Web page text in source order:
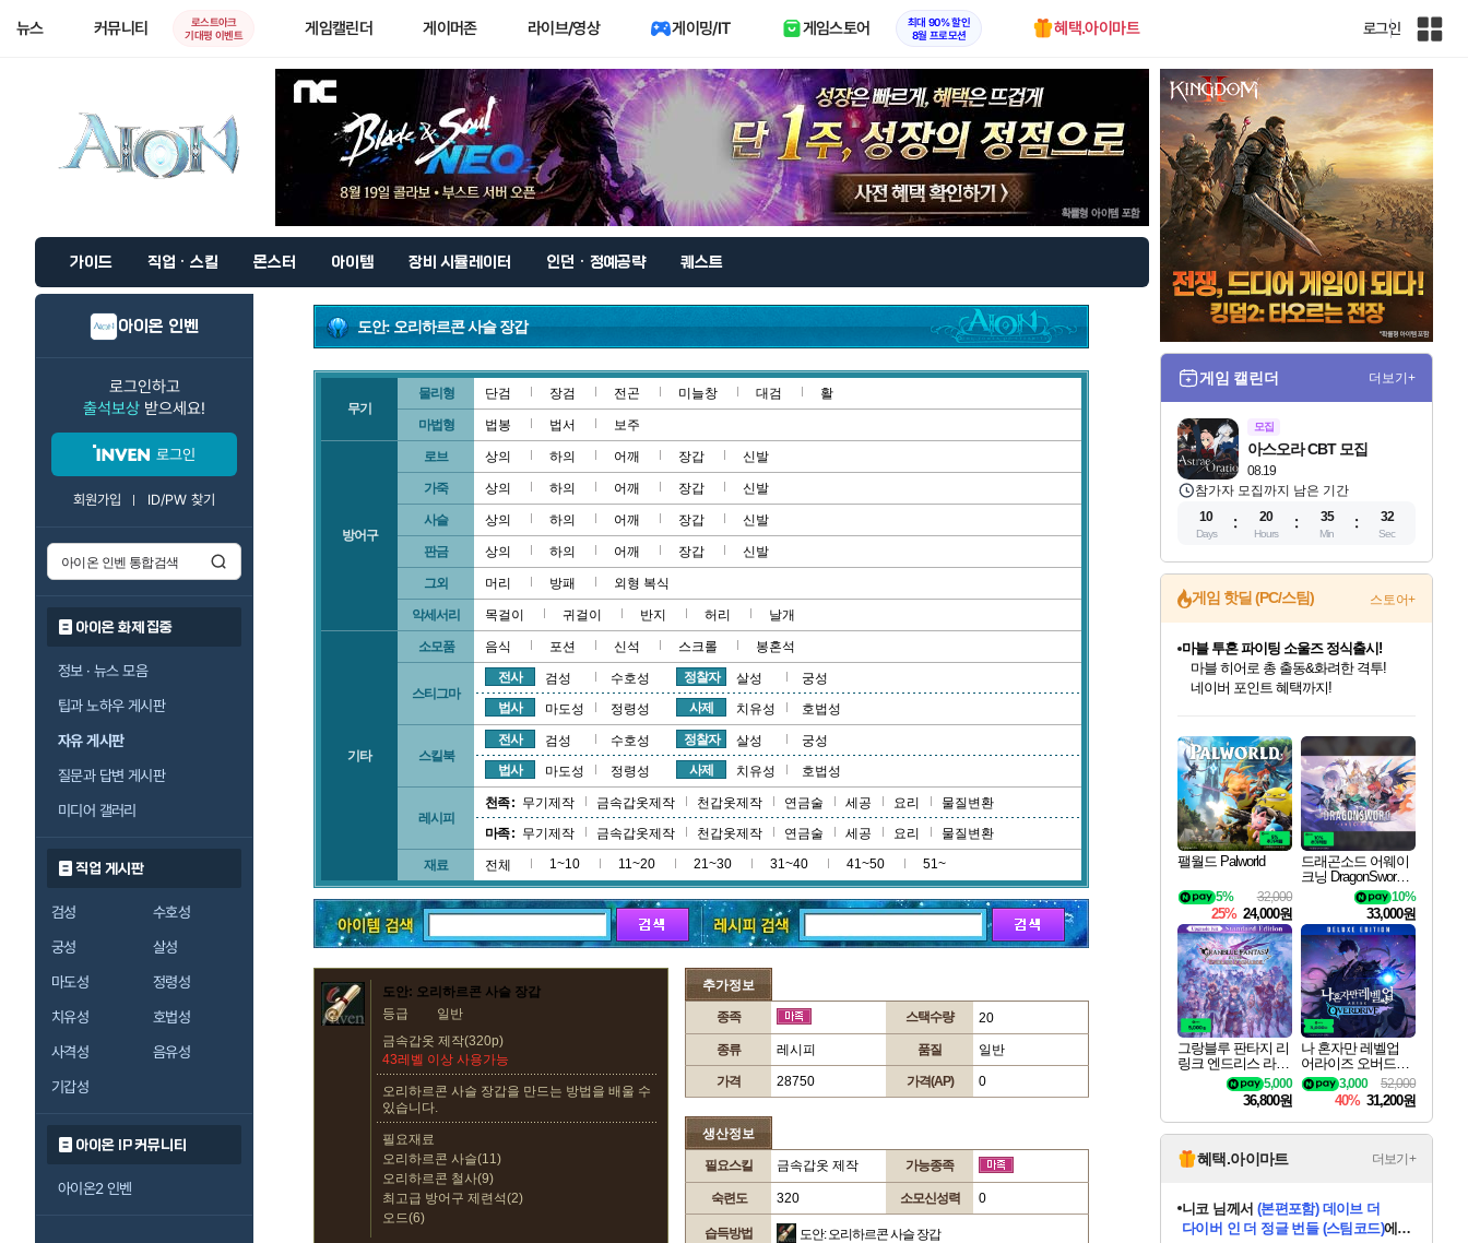
뉴스 커뮤니티
로스트아크
기대평 이벤트
게임캘린더 게이머존 라이브/영상 게이밍/IT 게임스토어
최대 90% 할인
8월 프로모션
혜택.아이마트 로그인
인
사
이
트
맵
가이드 직업 · 스킬 몬스터 아이템 장비 시뮬레이터 인던 · 정예공략 퀘스트
아이온 인벤
로그인하고
출석보상 받으세요!
로그인
회원가입 ID/PW 찾기
아이온 화제 집중
정보 · 뉴스 모음
팁과 노하우 게시판
자유 게시판
질문과 답변 게시판
미디어 갤러리
직업 게시판
검성
수호성
궁성
살성
마도성
정령성
치유성
호법성
사격성
음유성
기갑성
아이온 IP 커뮤니티
아이온2 인벤
도안: 오리하르콘 사슬 장갑
무기
물리형 단검 장검 전곤 미늘창 대검 활
마법형 법봉 법서 보주
방어구
로브 상의 하의 어깨 장갑 신발
가죽 상의 하의 어깨 장갑 신발
사슬 상의 하의 어깨 장갑 신발
판금 상의 하의 어깨 장갑 신발
그외 머리 방패 외형 복식
악세서리 목걸이 귀걸이 반지 허리 날개
기타
소모품 음식 포션 신석 스크롤 봉혼석
스티그마
전사 검성 수호성 정찰자 살성
궁성
법사
마도성 정령성 사제 치유성 호법성
스킬북
전사 검성 수호성 정찰자 살성
궁성
법사
마도성 정령성 사제 치유성 호법성
레시피
천족 : 무기제작 금속갑옷제작 천갑옷제작 연금술 세공 요리
물질변환
마족 : 무기제작 금속갑옷제작 천갑옷제작 연금술 세공 요리 물질변환
재료 전체 1~10 11~20 21~30 31~40 41~50 51~
도안: 오리하르콘 사슬 장갑
등급
일반
금속갑옷 제작(320p)
43레벨 이상 사용가능
오리하르콘 사슬 장갑을 만드는 방법을 배울 수
있습니다.
필요재료
오리하르콘 사슬(11)
오리하르콘 철사(9)
최고급 방어구 제련석(2)
오드(6)
추가정보
종족 스택수량 20
종류 레시피 품질 일반
가격 28750 가격(AP) 0
생산정보
필요스킬 금속갑옷 제작 가능종족
숙련도 320 소모신성력 0
습득방법 도안: 오리하르콘 사슬 장갑
게임 캘린더 더보기+
모집
08.19
아스오라 CBT 모집
참가자 모집까지 남은 기간
10
Days
20
Hours
35
Min
31
Sec
게임 핫딜 (PC/스팀) 스토어+
최대 90% 할인가를 만나보세요!
네이버혜택과 함께 만나보세요!
50%할인&추가 적립까지!
네이버 포인트 혜택까지!
귀무자: 검의 길 예약 판매 중!
10% 할인과
이니&베니 혜택까지!
네이버 혜택가와 함께 예약하세요!
할인&네이버혜택으로 만나보세요!
네이버페이 혜택과 만나보세요!
40주년 프로모션으로 만나보세요!
할인가에 만나보세요!
일부 에디션 상시 할인!
혜택으로 예약 판매 중
편안하게 충전하세요
팰월드 Palworld
32,000
5%
25% 24,000원
드래곤소드 어웨이
크닝 DragonSword A
10%
33,000원
그랑블루 판타지 리
링크 엔드리스 라그
나로크 업그레이드
킷 Granblue Fantasy
Relink Endless Ragn
arok Upgrade Kit DL
C
5,000
36,800원
나 혼자만 레벨업
어라이즈 오버드라
이브 디럭스 에디션
Solo Leveling Arise
Overdrive Deluxe Edi
tion
52,000
3,000
40% 31,200원
혜택.아이마트 더보기+
니코님께서 (본편포함) 데이브 더
다이버 인 더 정글 번들 (스팀코드)에